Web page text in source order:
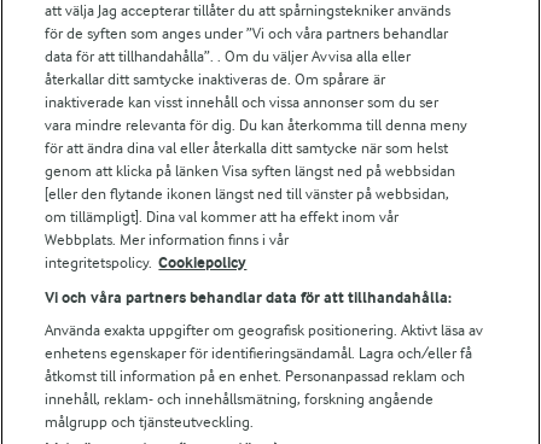
Arlas kundportal
Arla.com
Falbygdens Ost
Arla webbshop
Bildbank
Följ oss
att välja Jag accepterar tillåter du att spårningstekniker används
för de syften som anges under ”Vi och våra partners behandlar
data för att tillhandahålla”. . Om du väljer Avvisa alla eller
återkallar ditt samtycke inaktiveras de. Om spårare är
inaktiverade kan visst innehåll och vissa annonser som du ser
vara mindre relevanta för dig. Du kan återkomma till denna meny
för att ändra dina val eller återkalla ditt samtycke när som helst
genom att klicka på länken Visa syften längst ned på webbsidan
[eller den flytande ikonen längst ned till vänster på webbsidan,
om tillämpligt]. Dina val kommer att ha effekt inom vår
Webbplats. Mer information finns i vår
integritetspolicy. Cookiepolicy
Vi och våra partners behandlar data för att tillhandahålla:
Använda exakta uppgifter om geografisk positionering. Aktivt läsa av
enhetens egenskaper för identifieringsändamål. Lagra och/eller få
åtkomst till information på en enhet. Personanpassad reklam och
innehåll, reklam- och innehållsmätning, forskning angående
målgrupp och tjänsteutveckling.